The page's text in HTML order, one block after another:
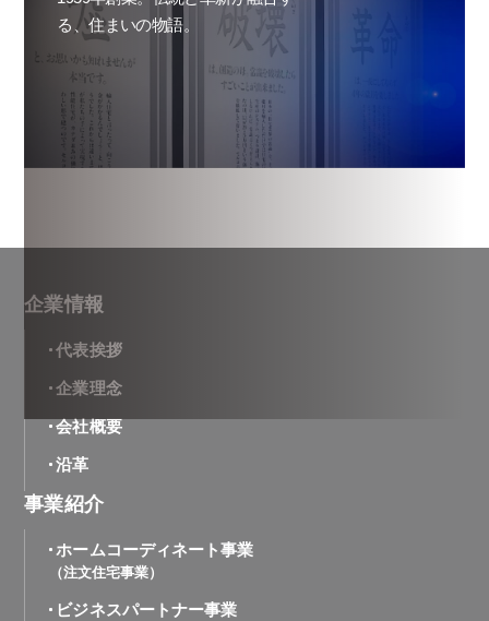
る、住まいの物語。
企業情報
代表挨拶
企業理念
会社概要
沿革
事業紹介
ホームコーディネート事業
（注文住宅事業）
ビジネスパートナー事業